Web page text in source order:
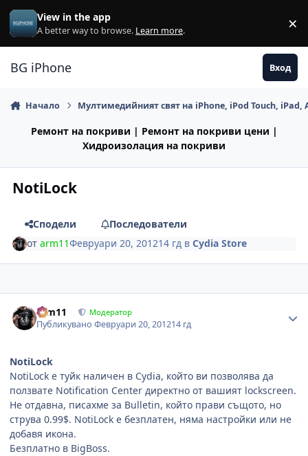
Премини към съдържанието
View in the app
A better way to browse. Learn more. ×
BG iPhone Вход
Начало Мултимедийният свят на iPhone, iPod Touch, iPad,
Ремонт на покриви | Ремонт на покриви цени |
Хидроизолация на покриви
NotiLock
Сподели
Последователи
отarm11Февруари 20, 201214 гд вCydia Store
arm11 Модератор
ПубликуваноФевруари 20, 201214 гд
NotiLock
NotiLock е туйк наличен в Cydia, който ви позволява да
ползвате Notification Center директно от вашият lockscreen.
Не отдавна, писахме за Bulletin, който прави същото, но
струва 0.99$. NotiLock е безплатен, няма настройки или не
добавя икона.
Безплатно в BigBoss.